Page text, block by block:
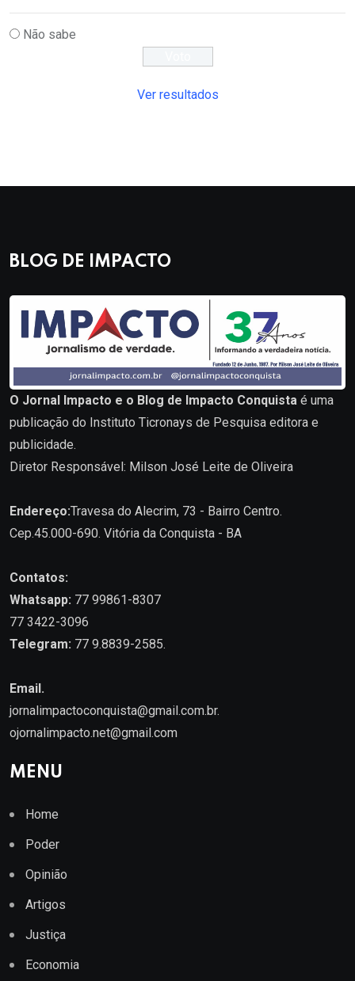
Não sabe
Ver resultados
BLOG DE IMPACTO
O Jornal Impacto e o Blog de Impacto Conquista é uma
publicação do Instituto Ticronays de Pesquisa editora e
publicidade.
Diretor Responsável: Milson José Leite de Oliveira
Endereço:Travesa do Alecrim, 73 - Bairro Centro.
Cep.45.000-690. Vitória da Conquista - BA
Contatos:
Whatsapp: 77 99861-8307
77 3422-3096
Telegram: 77 9.8839-2585.
Email.
jornalimpactoconquista@gmail.com.br.
ojornalimpacto.net@gmail.com
MENU
Home
Poder
Opinião
Artigos
Justiça
Economia